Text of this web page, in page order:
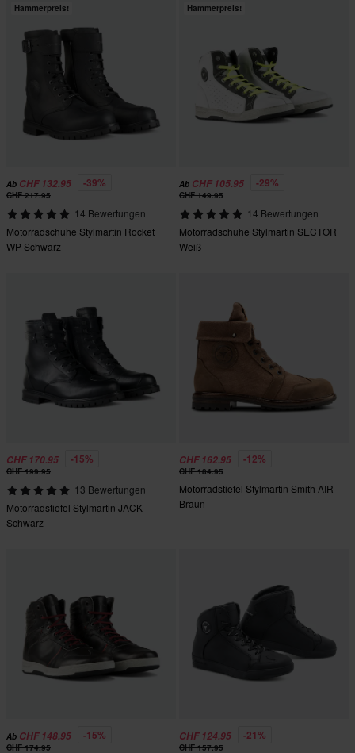
Hammerpreis!
Ab CHF 132.95 -39%
CHF 217.95
14 Bewertungen
Motorradschuhe Stylmartin Rocket
WP Schwarz
Hammerpreis!
Ab CHF 105.95 -29%
CHF 149.95
14 Bewertungen
Motorradschuhe Stylmartin SECTOR
Weiß
CHF 170.95 -15%
CHF 199.95
13 Bewertungen
Motorradstiefel Stylmartin JACK
Schwarz
CHF 162.95 -12%
CHF 184.95
Motorradstiefel Stylmartin Smith AIR
Braun
Ab CHF 148.95 -15%
CHF 174.95
CHF 124.95 -21%
CHF 157.95